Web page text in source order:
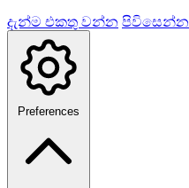
දැන්ම එකතු වන්න පිවිසෙන්න
Preferences